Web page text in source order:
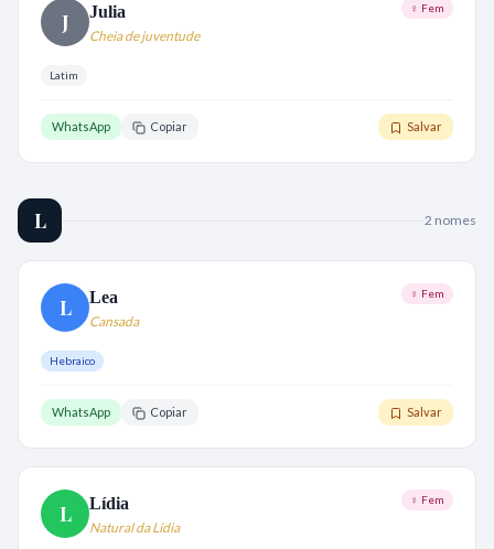
J Julia
Cheia de juventude
♀ Fem
Latim
WhatsApp Copiar Salvar
L 2 nomes
L Lea
Cansada
♀ Fem
Hebraico
WhatsApp Copiar Salvar
L Lídia
Natural da Lídia
♀ Fem